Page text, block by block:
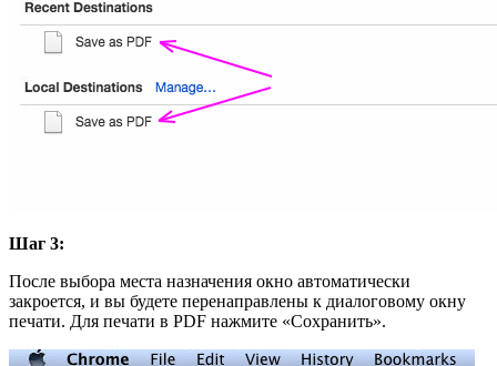
Шаг 3:
После выбора места назначения окно автоматически
закроется, и вы будете перенаправлены к диалоговому окну
печати. Для печати в PDF нажмите «Сохранить».